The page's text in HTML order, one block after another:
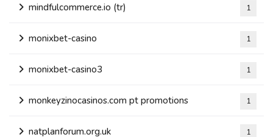
mindfulcommerce.io (tr) 1
monixbet-casino 1
monixbet-casino3 1
monkeyzinocasinos.com pt promotions 1
natplanforum.org.uk 1